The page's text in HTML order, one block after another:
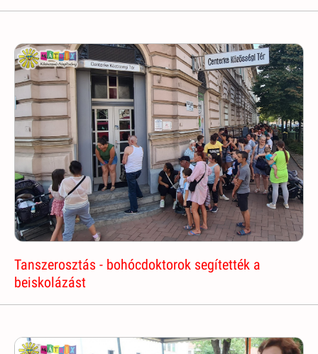
Tanszerosztás - bohócdoktorok segítették a
beiskolázást